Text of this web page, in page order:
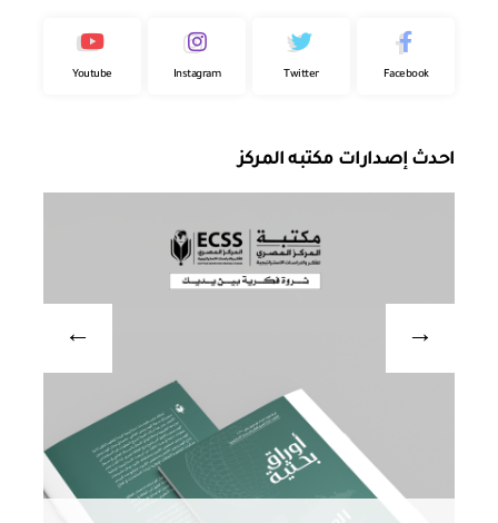
Facebook
Twitter
Instagram
Youtube
احدث إصدارات مكتبه المركز